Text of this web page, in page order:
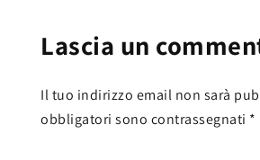
Lascia un
Il tuo indirizzo email non sarà
obbligatori sono contrassegnati *